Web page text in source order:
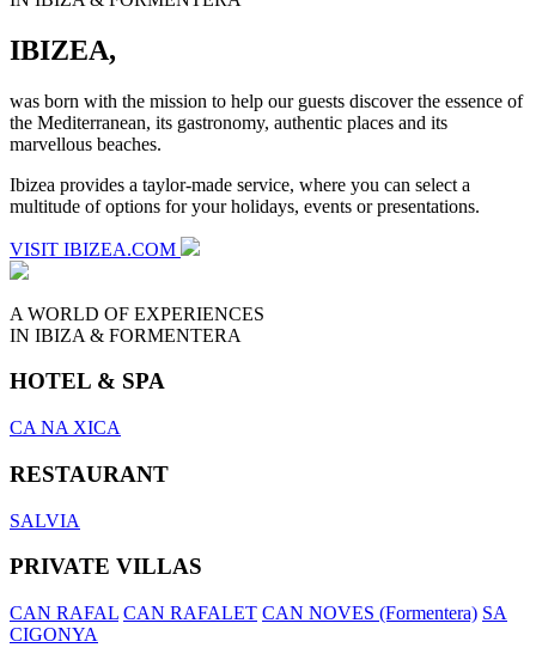
IBIZEA,
was born with the mission to help our guests discover the essence of
the Mediterranean, its gastronomy, authentic places and its
marvellous beaches.
Ibizea provides a taylor-made service, where you can select a
multitude of options for your holidays, events or presentations.
VISIT IBIZEA.COM
A WORLD OF EXPERIENCES
IN IBIZA & FORMENTERA
HOTEL & SPA
CA NA XICA
RESTAURANT
SALVIA
PRIVATE VILLAS
CAN RAFAL CAN RAFALET CAN NOVES (Formentera) SA
CIGONYA